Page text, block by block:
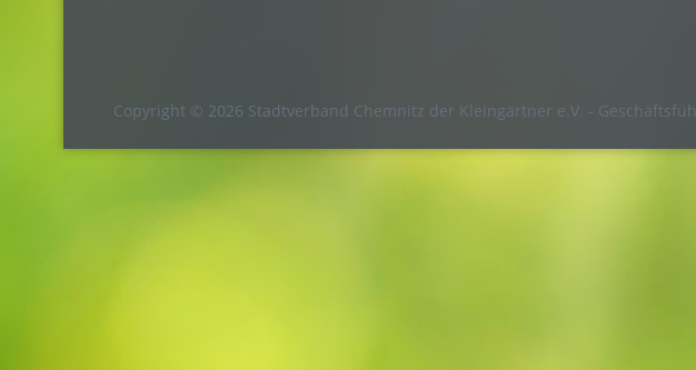
Copyright © 2026 Stadtverband Chemnitz der Kleingärtner e.V. -